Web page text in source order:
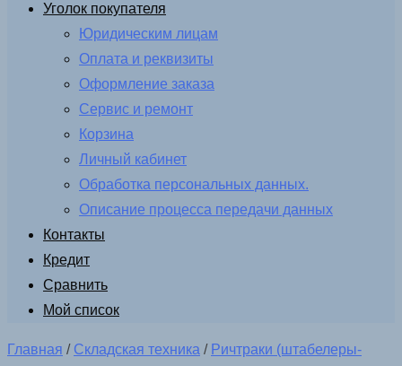
Уголок покупателя
Юридическим лицам
Оплата и реквизиты
Оформление заказа
Сервис и ремонт
Корзина
Личный кабинет
Обработка персональных данных.
Описание процесса передачи данных
Контакты
Кредит
Сравнить
Мой список
Главная / Складская техника / Ричтраки (штабелеры-